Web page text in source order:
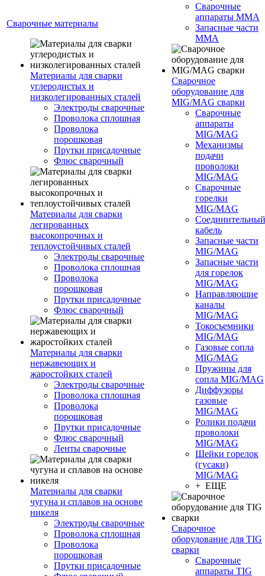
Сварочные материалы
Материалы для сварки
углеродистых и
низколегированных сталей
Электроды сварочные
Проволока сплошная
Проволока
порошковая
Прутки присадочные
Флюс сварочный
Материалы для сварки
легированных
высокопрочных и
теплоустойчивых сталей
Электроды сварочные
Проволока сплошная
Проволока
порошковая
Прутки присадочные
Флюс сварочный
Материалы для сварки
нержавеющих и
жаростойких сталей
Электроды сварочные
Проволока сплошная
Проволока
порошковая
Прутки присадочные
Флюс сварочный
Ленты сварочные
Материалы для сварки
чугуна и сплавов на основе
никеля
Электроды сварочные
Проволока сплошная
Проволока
порошковая
Прутки присадочные
Сварочные
аппараты MMA
Запасные части
MMA
Сварочное
оборудование для
MIG/MAG сварки
Сварочные
аппараты
MIG/MAG
Механизмы
подачи
проволоки
MIG/MAG
Сварочные
горелки
MIG/MAG
Соединительный
кабель
Запасные части
MIG/MAG
Запасные части
для горелок
MIG/MAG
Направляющие
каналы
MIG/MAG
Токосъемники
MIG/MAG
Газовые сопла
MIG/MAG
Пружины для
сопла MIG/MAG
Диффузоры
газовые
MIG/MAG
Ролики подачи
проволоки
MIG/MAG
Шейки горелок
(гусаки)
MIG/MAG
+ ЕЩЕ
Сварочное
оборудование для TIG
сварки
Сварочные
аппараты TIG